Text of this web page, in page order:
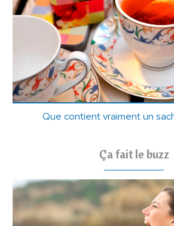
Que contient vraiment un
Ça fait le buzz